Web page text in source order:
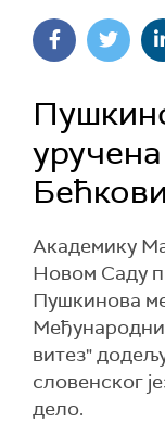
Академику
Новом Саду
Пушкинова
витез"
словенског
дело.